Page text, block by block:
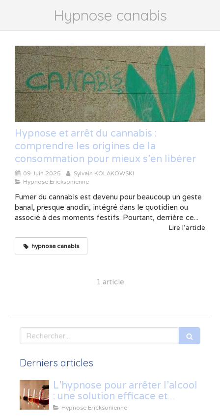
Hypnose canabis
Hypnose et arrêt du cannabis :
comprendre les origines de la
consommation pour mieux s’en libérer
09 Juin 2025
Sylvain KOLAKOWSKI
Hypnose Ericksonienne
Fumer du cannabis est devenu pour beaucoup un geste
banal, presque anodin, intégré dans le quotidien ou
associé à des moments festifs. Pourtant, derrière ce...
Lire l'article
hypnose canabis
1 article
Rechercher
Derniers articles
L’hypnose pour arrêter l’alcool
: une solution efficace et
naturelle
Hypnose Ericksonienne